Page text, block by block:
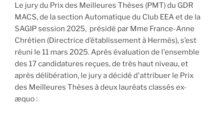
Le jury du Prix des Meilleures Thèses (PMT) du GDR
MACS, de la section Automatique du Club EEA et de la
SAGIP session 2025, présidé par Mme France-Anne
Chrétien (Directrice d’établissement à Hermès), s’est
réuni le 11 mars 2025. Après évaluation de l'ensemble
des 17 candidatures reçues, de très haut niveau, et
après délibération, le jury a décidé d'attribuer le Prix
des Meilleures Thèses à deux lauréats classés ex-
æquo :